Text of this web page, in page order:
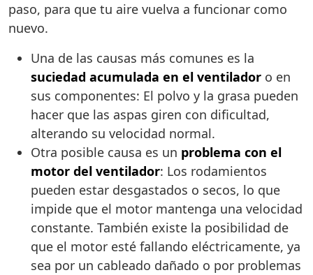
paso, para que tu aire vuelva a funcionar como
nuevo.
Una de las causas más comunes es la
suciedad acumulada en el ventilador o en
sus componentes: El polvo y la grasa pueden
hacer que las aspas giren con dificultad,
alterando su velocidad normal.
Otra posible causa es un problema con el
motor del ventilador: Los rodamientos
pueden estar desgastados o secos, lo que
impide que el motor mantenga una velocidad
constante. También existe la posibilidad de
que el motor esté fallando eléctricamente, ya
sea por un cableado dañado o por problemas